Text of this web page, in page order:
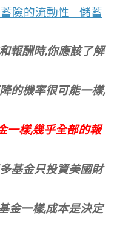
報酬時,你應該了解
的機率很可能一樣,
一樣,幾乎全部的報
基金只投資美國財
金一樣,成本是決定